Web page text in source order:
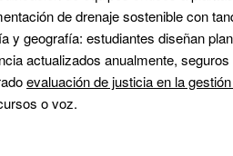
de drenaje sostenible con
y geografía: estudiantes diseñan
actualizados anualmente,
evaluación de justicia en la
o voz.